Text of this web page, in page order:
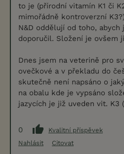
to je (přírodní vitamín K1 či
mimořádně kontroverzní
N&D oddělují od toho, abych
doporučil. Složení je ovšem
Dnes jsem na veterině pro
ovečkové a v překladu do
skutečně není napsáno o
na obalu kde je vypsáno
jazycích je již uveden vit. K3
0
Kvalitní příspěvek
Nahlásit
Citovat